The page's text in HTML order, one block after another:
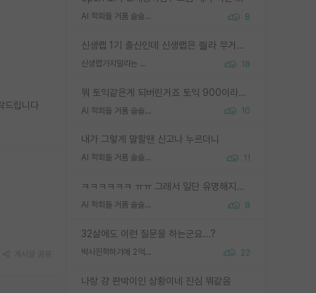
AI 학회들 거품 슬슬 지적이 나오네요 8
신생랩 1기 출신인데 신생랩은 줠라 무거운 바벨 같은거임. 들면 대박인데 못들면 깔려 죽음. 아무도 알려주지 않는 환경에서 자생해야하지만, 일단 살아남았다면 그 어떤 사람보다 악착같고 생존력 높은 사람으로 거듭날 수 있음
신생랩가지말라는 이유가 있었구나 18
뭐 토익같은게 되버린거죠 토익 900이라고 영어잘하는건 아닙니다만 잘하는사람은 다 900을 넘는 그런
AI 학회들 거품 슬슬 지적이 나오네요 10
내가 그렇게 말할땐 신고나 누르더니
AI 학회들 거품 슬슬 지적이 나오네요 11
ㅋㅋㅋㅋㅋㅋ ㅠㅠ 그래서 일단 유명해지는게 중요한거같습니다
AI 학회들 거품 슬슬 지적이 나오네요 8
32살에도 이런 질문을 하는군요...?
박사진학하기에 2억은 괜찮은 (?) 정도의 경제력인가요 22
나랑 걍 판박이인 상황이네 진심 뭐같음
드립니다